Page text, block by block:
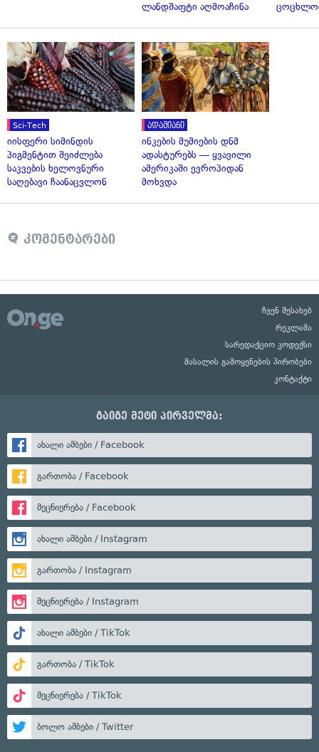
ლანდშაფტი აღმოაჩინა
Sci-Tech
იისფერი სიმინდის
პიგმენტით შეიძლება
საკვების ხელოვნური
საღებავი ჩაანაცვლონ
ადამიანი
ინკების მუმიების დნმ
ადასტურებს — ყვავილი
ამერიკაში ევროპიდან
მოხვდა
კომენტარები
ჩვენ შესახებ
რეკლამა
სარედაქციო კოდექსი
მასალის გამოყენების პირობები
კონტაქტი
გაიგე მეტი პირველმა:
ახალი ამბები / Facebook
გართობა / Facebook
მეცნიერება / Facebook
ახალი ამბები / Instagram
გართობა / Instagram
მეცნიერება / Instagram
ახალი ამბები / TikTok
გართობა / TikTok
მეცნიერება / TikTok
ბოლო ამბები / Twitter